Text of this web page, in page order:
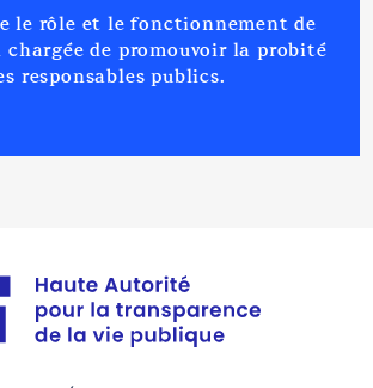
le rôle et le fonctionnement de
de promouvoir la probité
responsables publics.